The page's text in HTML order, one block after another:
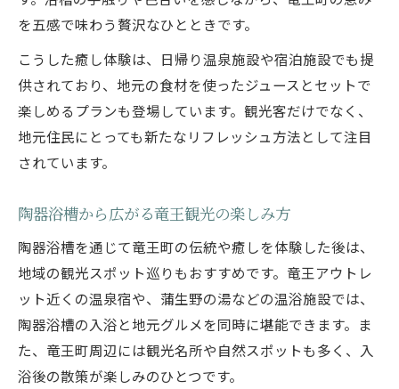
を五感で味わう贅沢なひとときです。
こうした癒し体験は、日帰り温泉施設や宿泊施設でも提
供されており、地元の食材を使ったジュースとセットで
楽しめるプランも登場しています。観光客だけでなく、
地元住民にとっても新たなリフレッシュ方法として注目
されています。
陶器浴槽から広がる竜王観光の楽しみ方
陶器浴槽を通じて竜王町の伝統や癒しを体験した後は、
地域の観光スポット巡りもおすすめです。竜王アウトレ
ット近くの温泉宿や、蒲生野の湯などの温浴施設では、
陶器浴槽の入浴と地元グルメを同時に堪能できます。ま
た、竜王町周辺には観光名所や自然スポットも多く、入
浴後の散策が楽しみのひとつです。